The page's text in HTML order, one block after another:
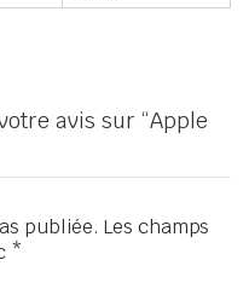
avis sur “Apple
publiée. Les champs
*